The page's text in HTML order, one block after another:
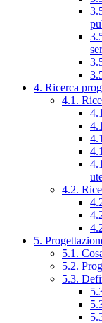
4. Ricerca
4.1.
4.2.
5.
5.1.
5.2.
5.3.